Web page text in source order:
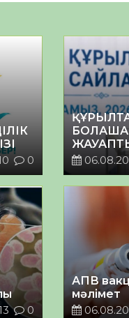
0
0
АПВ
мәлімет